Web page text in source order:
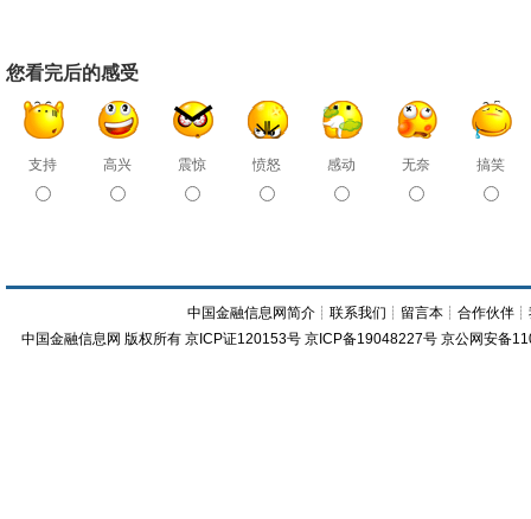
您看完后的感受
支持 高兴 震惊 愤怒 感动 无奈 搞笑
中国金融信息网简介 ┊联系我们 ┊ 留言本 ┊合作伙伴 ┊
中国金融信息网 版权所有 京ICP证120153号 京ICP备19048227号 京公网安备